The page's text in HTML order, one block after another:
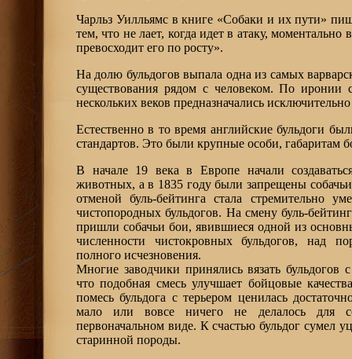
Чарльз Уилльямс в книге «Собаки и их пути»
тем, что не лает, когда идет в атаку, моментально
превосходит его по росту».
На долю бульдогов выпала одна из самых
существования рядом с человеком. По
нескольких веков предназначались
Естественно в то время английские бульдоги
стандартов. Это были крупные особи, габаритам
В начале 19 века в Европе начали
животных, а в 1835 году были запрещены
отменой буль-бейтинга стала стремительно
чистопородных бульдогов. На смену буль-
пришли собачьи бои, явившиеся одной из
численности чистокровных бульдогов, над
полного исчезновения.
Многие заводчики принялись вязать бульдогов
что подобная смесь улучшает бойцовые
помесь бульдога с терьером ценилась
мало или вовсе ничего не делалось для
первоначальном виде. К счастью бульдог сумел
старинной породы.